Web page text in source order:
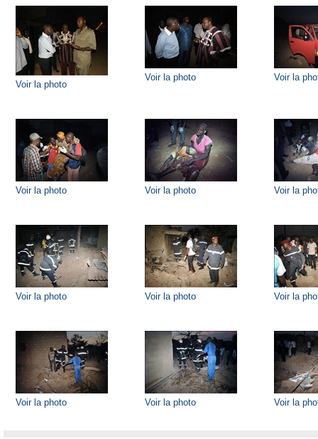
Voir la photo
Voir la photo Voir la
Voir la photo Voir la photo Voir la
Voir la photo Voir la photo Voir la
Voir la photo Voir la photo Voir la